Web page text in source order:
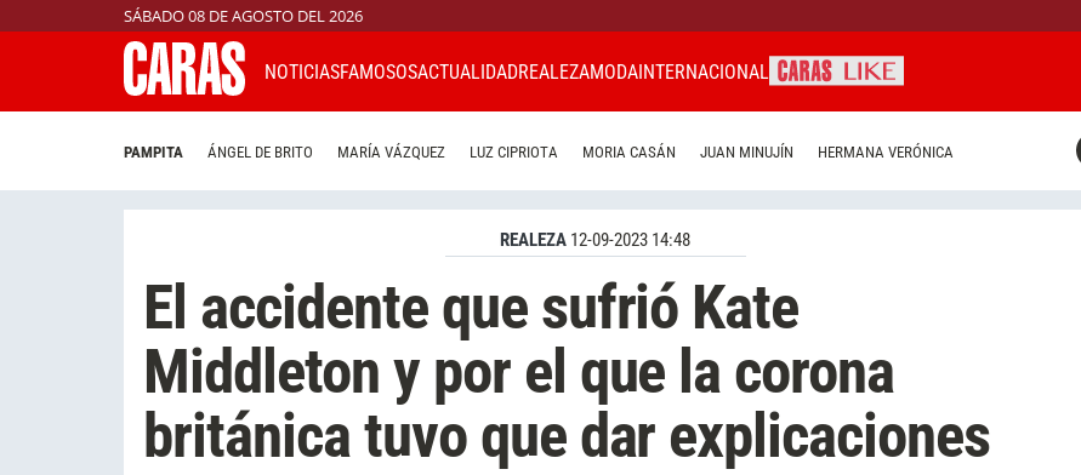
SÁBADO 08 DE AGOSTO DEL 2026
NOTICIASFAMOSOSACTUALIDADREALEZAMODAINTERNACIONAL
PAMPITA ÁNGEL DE BRITO MARÍA VÁZQUEZ LUZ CIPRIOTA MORIA CASÁN JUAN MINUJÍN HERMANA VERÓNICA
REALEZA 12-09-2023 14:48
El accidente que sufrió Kate
Middleton y por el que la corona
británica tuvo que dar explicaciones